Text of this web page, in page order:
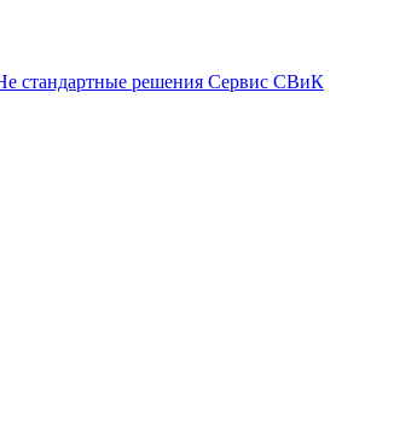
стандартные решения Сервис СВиК